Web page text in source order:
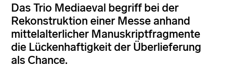
Das Trio Mediaeval begriff bei der
Rekonstruktion einer Messe anhand
mittelalterlicher Manuskriptfragmente
die Lückenhaftigkeit der Überlieferung
als Chance.